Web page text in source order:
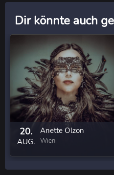
Dir könnte auch
20.
AUG.
Anette Olzon
Wien